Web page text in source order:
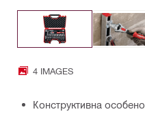
4 IMAGES
Конструктивна